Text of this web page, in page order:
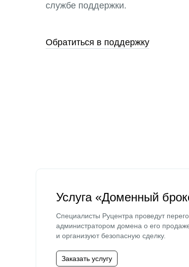
службе поддержки.
Обратиться в поддержку
Услуга «Доменный
Специалисты Руцентра проведут
администратором домена о его
и организуют безопасную сделку.
Заказать услугу